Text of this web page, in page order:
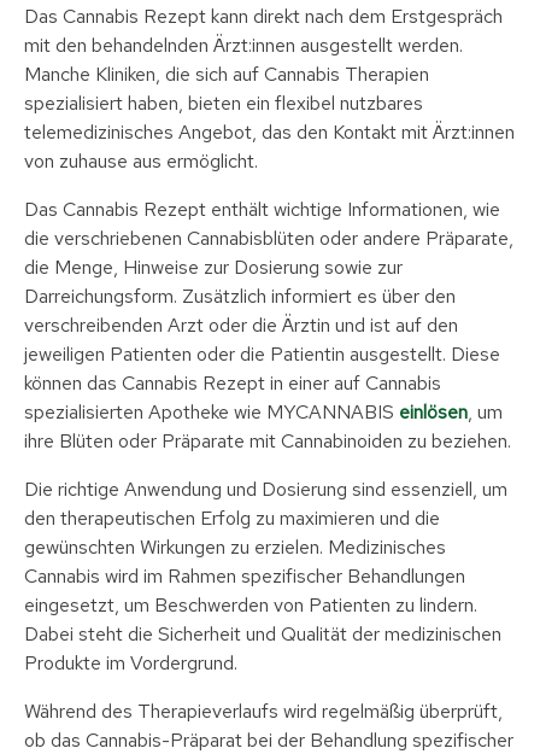
Das Cannabis Rezept kann direkt nach dem Erstgespräch
mit den behandelnden Ärzt:innen ausgestellt werden.
Manche Kliniken, die sich auf Cannabis Therapien
spezialisiert haben, bieten ein flexibel nutzbares
telemedizinisches Angebot, das den Kontakt mit Ärzt:innen
von zuhause aus ermöglicht.
Das Cannabis Rezept enthält wichtige Informationen, wie
die verschriebenen Cannabisblüten oder andere Präparate,
die Menge, Hinweise zur Dosierung sowie zur
Darreichungsform. Zusätzlich informiert es über den
verschreibenden Arzt oder die Ärztin und ist auf den
jeweiligen Patienten oder die Patientin ausgestellt. Diese
können das Cannabis Rezept in einer auf Cannabis
spezialisierten Apotheke wie MYCANNABIS einlösen, um
ihre Blüten oder Präparate mit Cannabinoiden zu beziehen.
Die richtige Anwendung und Dosierung sind essenziell, um
den therapeutischen Erfolg zu maximieren und die
gewünschten Wirkungen zu erzielen. Medizinisches
Cannabis wird im Rahmen spezifischer Behandlungen
eingesetzt, um Beschwerden von Patienten zu lindern.
Dabei steht die Sicherheit und Qualität der medizinischen
Produkte im Vordergrund.
Während des Therapieverlaufs wird regelmäßig überprüft,
ob das Cannabis-Präparat bei der Behandlung spezifischer